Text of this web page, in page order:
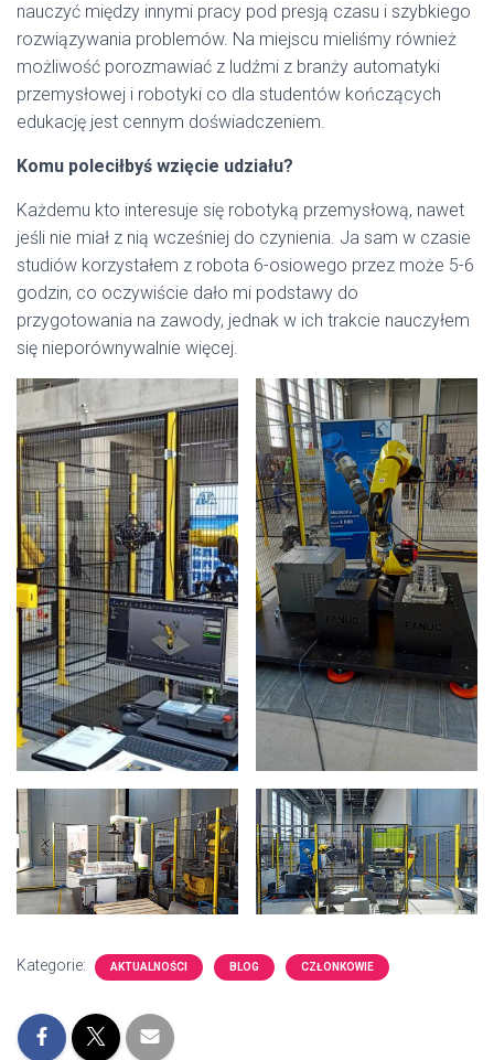
nauczyć między innymi pracy pod presją czasu i szybkiego
rozwiązywania problemów. Na miejscu mieliśmy również
możliwość porozmawiać z ludźmi z branży automatyki
przemysłowej i robotyki co dla studentów kończących
edukację jest cennym doświadczeniem.
Komu poleciłbyś wzięcie udziału?
Każdemu kto interesuje się robotyką przemysłową, nawet
jeśli nie miał z nią wcześniej do czynienia. Ja sam w czasie
studiów korzystałem z robota 6-osiowego przez może 5-6
godzin, co oczywiście dało mi podstawy do
przygotowania na zawody, jednak w ich trakcie nauczyłem
się nieporównywalnie więcej.
Kategorie: AKTUALNOŚCI BLOG CZŁONKOWIE